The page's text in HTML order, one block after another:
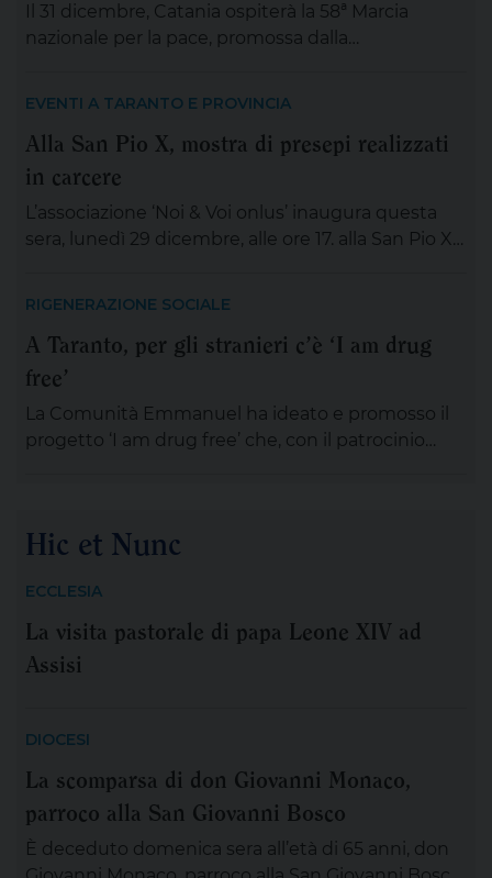
Il 31 dicembre, Catania ospiterà la 58ª Marcia
nazionale per la pace, promossa dalla
organizzazioni cattoliche e realtà della società
civile. Il titolo scelto – “La pace sia con tutti voi:
EVENTI A TARANTO E PROVINCIA
Alla San Pio X, mostra di presepi realizzati
in carcere
L’associazione ‘Noi & Voi onlus’ inaugura questa
sera, lunedì 29 dicembre, alle ore 17. alla San Pio X
santa messa; alle ore 18.45 le testimonianze di
volontari, operatori e ospiti dell’associazione ‘Noi &
RIGENERAZIONE SOCIALE
A Taranto, per gli stranieri c’è ‘I am drug
free’
La Comunità Emmanuel ha ideato e promosso il
progetto ‘I am drug free’ che, con il patrocinio
(Centri di Accoglienza Straordinaria)
volontariato della provincia di Taranto ets, di […]
Hic et Nunc
ECCLESIA
La visita pastorale di papa Leone XIV ad
Assisi
DIOCESI
La scomparsa di don Giovanni Monaco,
parroco alla San Giovanni Bosco
È deceduto domenica sera all’età di 65 anni, don